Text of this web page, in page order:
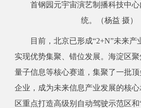
首钢园元宇宙演艺制播科技中
统。（杨益 摄）
目前，北京已形成“2+N”未来产
实现优势集聚、错位发展。海淀区聚
量子信息等核心赛道，集聚了一批
企业，成为未来信息产业发展的核
区重点打造高级别自动驾驶示范区